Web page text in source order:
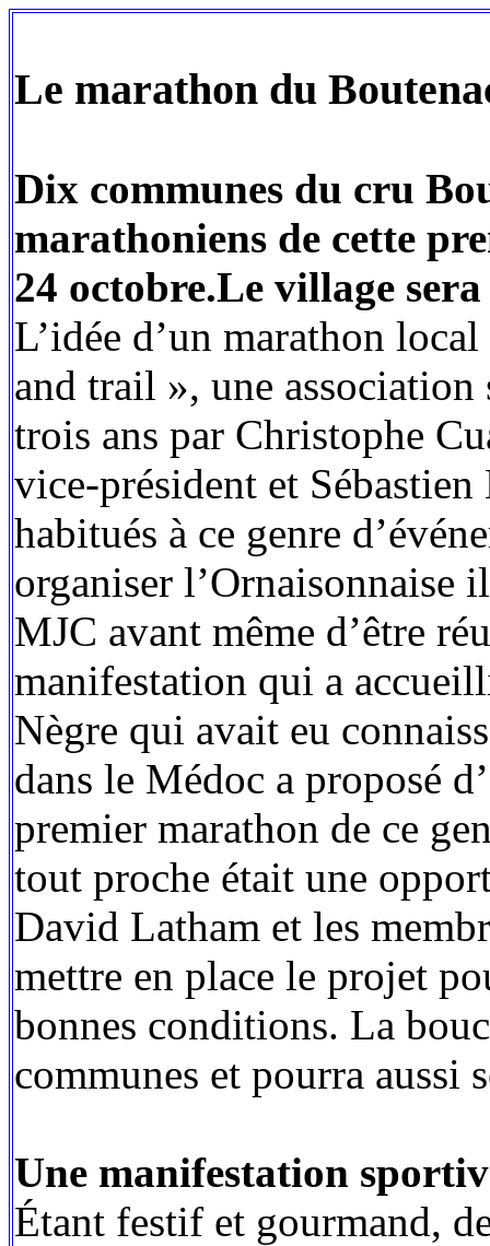
Le marathon du
Dix communes du cru
marathoniens de cette
24 octobre.Le village
L’idée d’un marathon
and trail », une
trois ans par Christophe
vice-président et
habitués à ce genre
organiser l’Ornaisonnaise
MJC avant même d’être
manifestation qui a
Nègre qui avait eu
dans le Médoc a proposé
premier marathon de ce
tout proche était une
David Latham et les
mettre en place le projet
bonnes conditions. La
communes et pourra aussi
Une manifestation
Étant festif et gourmand,